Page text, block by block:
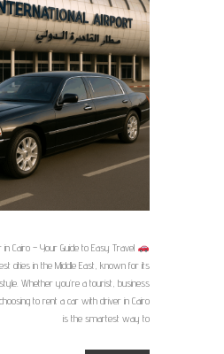
Cairo – Your Guide to Easy Travel
cities in the Middle East, known for its
Whether you’re a tourist, business
to rent a car with driver in Cairo
is the smartest way to